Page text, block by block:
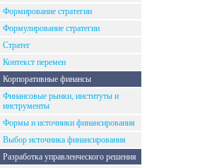
Формирование стратегии
Формулирование стратегии
Стратег
Контекст перемен
Корпоративные финансы
Финансовые рынки, институты и
инструменты
Формы и источники финансирования
Выбор источника финансирования
Разработка управленческого решения